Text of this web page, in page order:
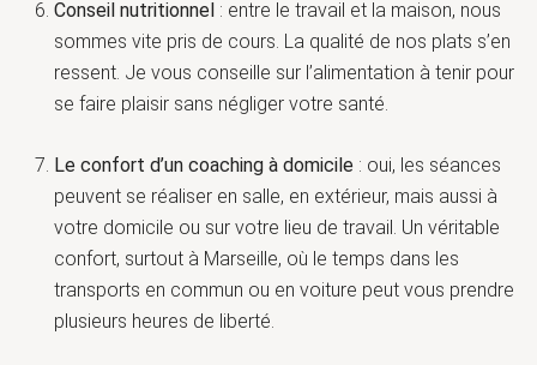
Conseil nutritionnel : entre le travail et la maison, nous
sommes vite pris de cours. La qualité de nos plats s’en
ressent. Je vous conseille sur l’alimentation à tenir pour
se faire plaisir sans négliger votre santé.
Le confort d’un coaching à domicile : oui, les séances
peuvent se réaliser en salle, en extérieur, mais aussi à
votre domicile ou sur votre lieu de travail. Un véritable
confort, surtout à Marseille, où le temps dans les
transports en commun ou en voiture peut vous prendre
plusieurs heures de liberté.